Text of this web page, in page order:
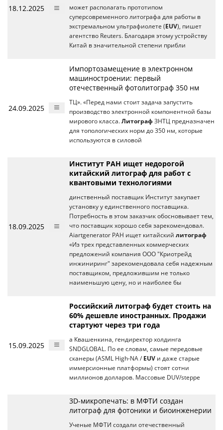
18.12.2025
может располагать прототипом
суперсовременного литографа для работы в
экстремальном ультрафиолете (EUV), пишет
агентство Reuters. Благодаря этому устройству
Китай в значительной степени прибли
24.09.2025
Импортозамещение в электронном
машиностроении: первый
отечественный фотолитограф 350 нм
ТЦ». «Перед нами стоит задача запустить
производство электронной компонентной базы
мирового класса. Литограф ЗНТЦ предназначен
для топологических норм до 350 нм, которые
используются в силовой
18.09.2025
Институт РАН ищет недорогой
китайский литограф для работ с
квантовыми технологиями
динственный поставщик Институт закупает
установку у единственного поставщика.
Потребность в этом заказчик обосновывает тем,
что поставщик хорошо себя зарекомендовал.
Aiartgenerator РАН ищет китайский литограф
«Из трех представленных коммерческих
предложений компания ООО "Криотрейд
инжиниринг" зарекомендовала себя надежным
поставщиком, предложившим не только
наименьшую цену, но и наиболее бы
15.09.2025
Российский литограф будет стоить на
60% дешевле иностранных. Продажи
стартуют через три года
а Квашенкина, гендиректор холдинга
SNDGLOBAL. По ее словам, самые передовые
сканеры (ASML High-NA / EUV и даже старые
иммерсионные платформы) стоят сотни
миллионов долларов. Массовые DUV/steppe
3D-микропечать: в МФТИ создан
литограф для фотоники и биоинженерии
Ученые МФТИ создали отечественный